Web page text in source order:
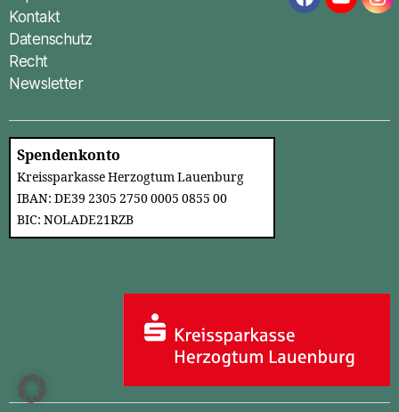
Kontakt
Datenschutz
Recht
Newsletter
Facebook
Spendenkonto
Kreissparkasse Herzogtum Lauenburg
IBAN: DE39 2305 2750 0005 0855 00
BIC: NOLADE21RZB